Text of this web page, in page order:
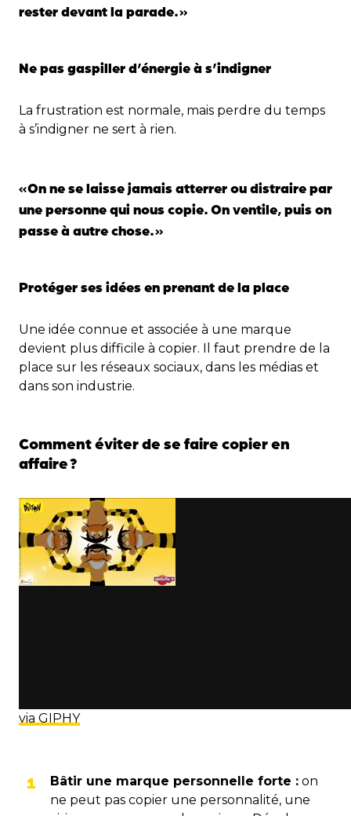
rester devant la parade.»
Ne pas gaspiller d’énergie à s’indigner
La frustration est normale, mais perdre du temps
à s’indigner ne sert à rien.
«On ne se laisse jamais atterrer ou distraire par
une personne qui nous copie. On ventile, puis on
passe à autre chose.»
Protéger ses idées en prenant de la place
Une idée connue et associée à une marque
devient plus difficile à copier. Il faut prendre de la
place sur les réseaux sociaux, dans les médias et
dans son industrie.
Comment éviter de se faire copier en
affaire?
via GIPHY
Bâtir une marque personnelle forte : on
ne peut pas copier une personnalité, une